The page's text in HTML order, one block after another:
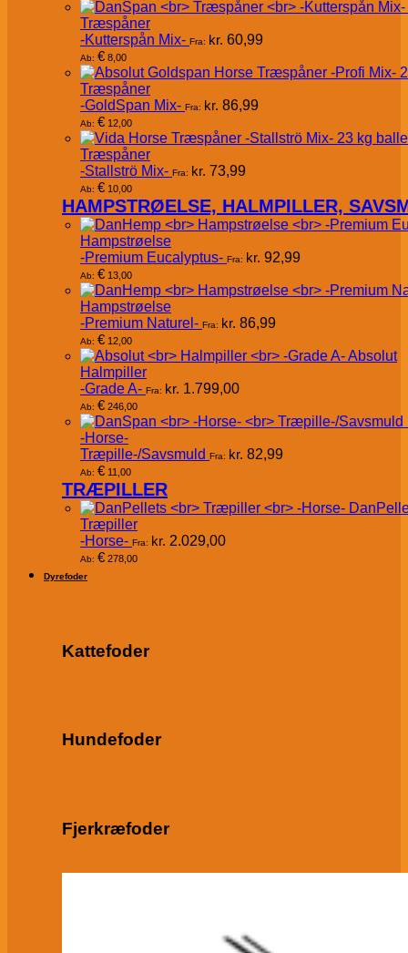
Træspåner
-Kutterspån Mix- Fra: kr. 60,99
Ab: € 8,00
Træspåner
-GoldSpan Mix- Fra: kr. 86,99
Ab: € 12,00
Træspåner
-Stallströ Mix- Fra: kr. 73,99
Ab: € 10,00
HAMPSTRØELSE, HALMPILLER,
Hampstrøelse
-Premium Eucalyptus- Fra: kr. 92,99
Ab: € 13,00
Hampstrøelse
-Premium Naturel- Fra: kr. 86,99
Ab: € 12,00
Absolut
Halmpiller
-Grade A- Fra: kr. 1.799,00
Ab: € 246,00
-Horse-
Træpille-/Savsmuld Fra: kr. 82,99
Ab: € 11,00
TRÆPILLER
Træpiller
-Horse- Fra: kr. 2.029,00
Ab: € 278,00
Dyrefoder
Kattefoder
Hundefoder
Fjerkræfoder